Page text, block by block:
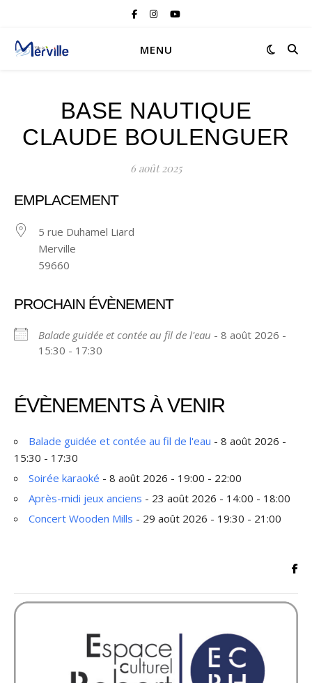
MENU
BASE NAUTIQUE
CLAUDE BOULENGUER
6 août 2025
EMPLACEMENT
5 rue Duhamel Liard
Merville
59660
PROCHAIN ÉVÈNEMENT
Balade guidée et contée au fil de l'eau - 8 août 2026 -
15:30 - 17:30
ÉVÈNEMENTS À VENIR
Balade guidée et contée au fil de l'eau - 8 août 2026 -
15:30 - 17:30
Soirée karaoké - 8 août 2026 - 19:00 - 22:00
Après-midi jeux anciens - 23 août 2026 - 14:00 - 18:00
Concert Wooden Mills - 29 août 2026 - 19:30 - 21:00